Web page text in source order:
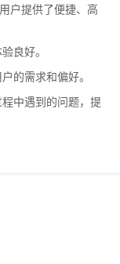
户提供了便捷、高
良好。
的需求和偏好。
中遇到的问题，提